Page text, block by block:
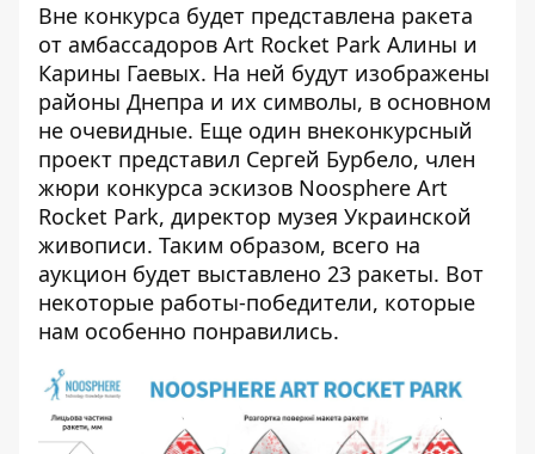
Вне конкурса будет представлена ракета
от амбассадоров Art Rocket Park Алины и
Карины Гаевых. На ней будут изображены
районы Днепра и их символы, в основном
не очевидные. Еще один внеконкурсный
проект представил Сергей Бурбело, член
жюри конкурса эскизов Noosphere Art
Rocket Park, директор музея Украинской
живописи. Таким образом, всего на
аукцион будет выставлено 23 ракеты. Вот
некоторые работы-победители, которые
нам особенно понравились.